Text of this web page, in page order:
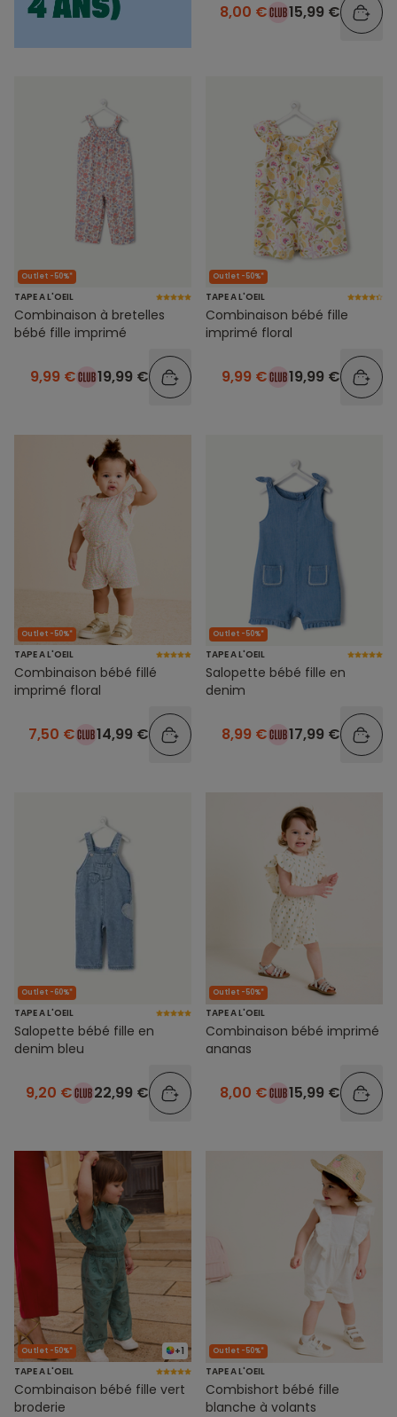
8,00 € 15,99 €
Outlet -50%*
TAPE A L'OEIL
Combinaison à bretelles
bébé fille imprimé
9,99 € 19,99 €
Outlet -50%*
TAPE A L'OEIL
Combinaison bébé fille
imprimé floral
9,99 € 19,99 €
Outlet -50%*
TAPE A L'OEIL
Combinaison bébé fillé
imprimé floral
7,50 € 14,99 €
Outlet -50%*
TAPE A L'OEIL
Salopette bébé fille en
denim
8,99 € 17,99 €
Outlet -60%*
TAPE A L'OEIL
Salopette bébé fille en
denim bleu
9,20 € 22,99 €
Outlet -50%*
TAPE A L'OEIL
Combinaison bébé imprimé
ananas
8,00 € 15,99 €
+1
Outlet -50%*
TAPE A L'OEIL
Combinaison bébé fille vert
broderie
Outlet -50%*
TAPE A L'OEIL
Combishort bébé fille
blanche à volants